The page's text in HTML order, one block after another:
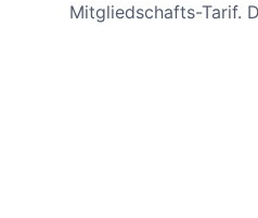
Mitgliedschafts-Tarif.